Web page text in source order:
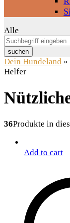
Alle
suchen
Dein Hundeland »
Helfer
36Produkte in
Add to cart